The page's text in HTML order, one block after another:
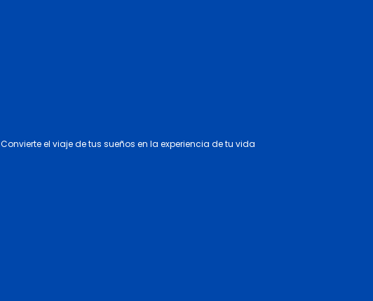
Convierte el viaje de tus sueños en la experiencia de tu vida